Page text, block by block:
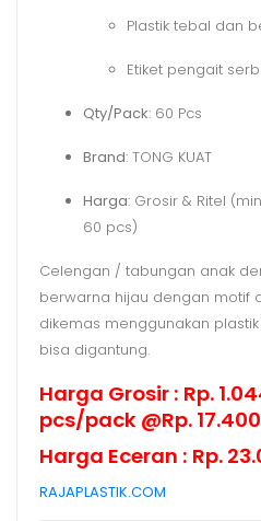
Plastik tebal dan
Etiket pengait
Qty/Pack: 60 Pcs
Brand: TONG KUAT
Harga: Grosir & Ritel
60 pcs)
Celengan / tabungan anak
berwarna hijau dengan motif
dikemas menggunakan
bisa digantung.
Harga Grosir : Rp.
pcs/pack @Rp.
Harga Eceran : Rp.
RAJAPLASTIK.COM